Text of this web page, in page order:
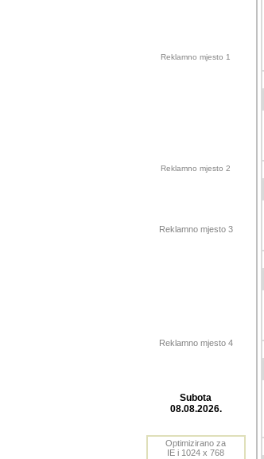
Reklamno mjesto 1
Reklamno mjesto 2
Reklamno mjesto 3
Reklamno mjesto 4